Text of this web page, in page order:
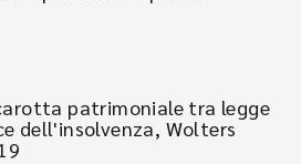
patrimoniale tra legge
dell'insolvenza, Wolters